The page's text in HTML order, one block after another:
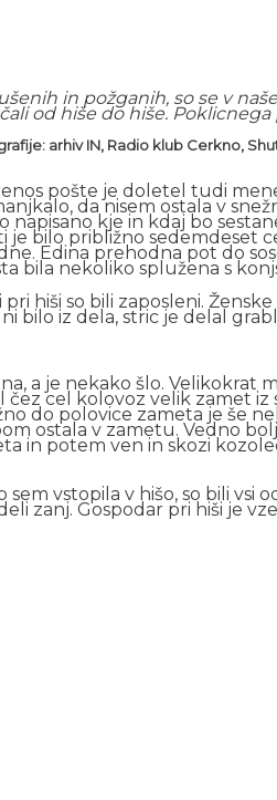
in požganih, so se v
od hiše do hiše.
arhiv IN, Radio klub Cerkno,
pošte je doletel tudi
da nisem ostala v
napisano kje in kdaj bo
je bilo približno sedemdeset
Edina prehodna pot do
bila nekoliko splužena s
pri hiši so bili zaposleni.
bilo iz dela, stric je delal
a je nekako šlo. Velikokrat
cel kolovoz velik zamet iz
do polovice zameta je še
ostala v zametu. Vedno
in potem ven in skozi
vstopila v hišo, so bili
zanj. Gospodar pri hiši je